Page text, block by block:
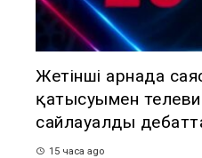
Жетінші арнада
қатысуымен
сайлауалды
15 часа ago